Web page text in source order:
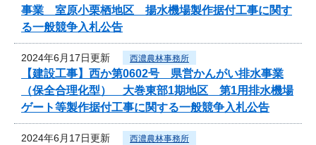
事業 室原小栗栖地区 揚水機場製作据付工事に関す
る一般競争入札公告
2024年6月17日更新 西濃農林事務所
【建設工事】西か第0602号 県営かんがい排水事業
（保全合理化型） 大巻東部1期地区 第1用排水機場
ゲート等製作据付工事に関する一般競争入札公告
2024年6月17日更新 西濃農林事務所